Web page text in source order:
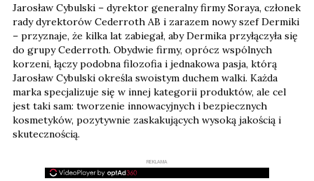
Jarosław Cybulski – dyrektor generalny firmy Soraya, członek
rady dyrektorów Cederroth AB i zarazem nowy szef Dermiki
– przyznaje, że kilka lat zabiegał, aby Dermika przyłączyła się
do grupy Cederroth. Obydwie firmy, oprócz wspólnych
korzeni, łączy podobna filozofia i jednakowa pasja, którą
Jarosław Cybulski określa swoistym duchem walki. Każda
marka specjalizuje się w innej kategorii produktów, ale cel
jest taki sam: tworzenie innowacyjnych i bezpiecznych
kosmetyków, pozytywnie zaskakujących wysoką jakością i
skutecznością.
REKLAMA